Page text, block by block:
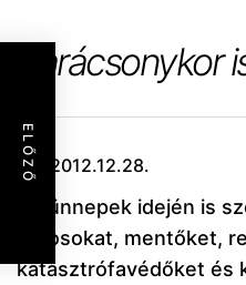
ELŐZŐ
Karácsonykor
2012.12.28.
Az ünnepek idején is
orvosokat, mentőket,
katasztrófavédőket és